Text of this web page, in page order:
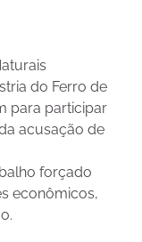
do Ferro de
para participar
acusação de
forçado
econômicos,